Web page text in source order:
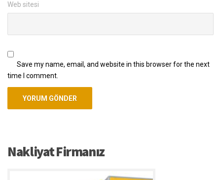
Web sitesi
Save my name, email, and website in this browser for the next
time I comment.
Nakliyat Firmanız